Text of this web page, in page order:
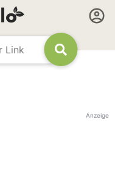
Anzeige